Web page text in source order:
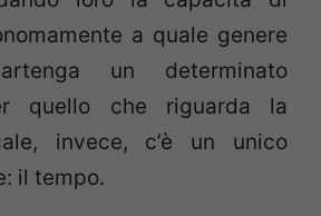
a quale genere
un determinato
quello che riguarda la
invece, c’è un unico
il tempo.